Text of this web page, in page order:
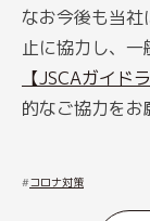
なお今後も当
止に協力し、
【JSCAガイド
的なご協力をお
コロナ対策